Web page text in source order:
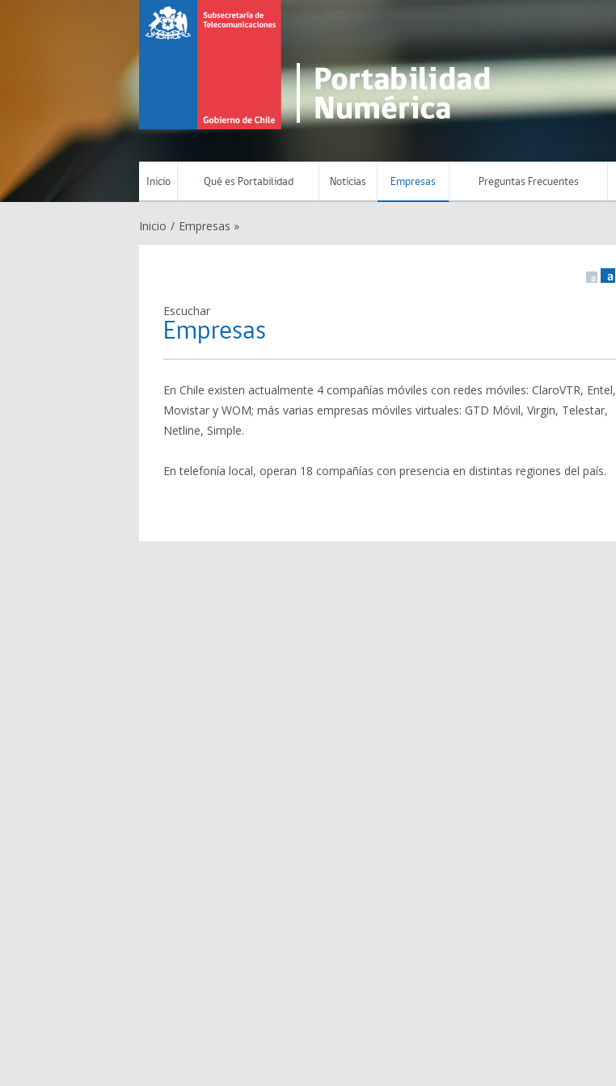
Inicio Qué es Portabilidad Noticias Empresas Preguntas Frecuentes
Inicio / Empresas »
a a
Escuchar
Empresas
En Chile existen actualmente 4 compañías móviles con redes móviles: ClaroVTR, Entel,
Movistar y WOM; más varias empresas móviles virtuales: GTD Móvil, Virgin, Telestar,
Netline, Simple.
En telefonía local, operan 18 compañías con presencia en distintas regiones del país.